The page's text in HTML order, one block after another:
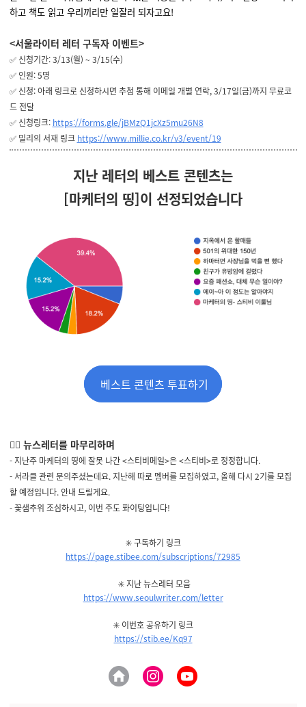
하고 책도 읽고 우리끼리만 일잘러 되자고요!
<서울라이터 레터 구독자 이벤트>
✅ 신청기간: 3/13(월) ~ 3/15(수)
✅ 인원: 5명
✅ 신청: ︎아래 링크로 신청하시면 추첨 통해 이메일 개별 연락, 3/17일(금)까지 무료코
드 전달
✅ 신청링크: https://forms.gle/jBMzQ1jcXz5mu26N8
✅ 밀리의 서재 링크 https://www.millie.co.kr/v3/event/19
지난 레터의 베스트 콘텐츠는
[마케터의 띵]이 선정되었습니다
베스트 콘텐츠 투표하기
🙋‍♀️ 뉴스레터를 마무리하며
- 지난주 마케터의 띵에 잘못 나간 <스티비메일>은 <스티비>로 정정합니다.
- 서라클 관련 문의주셨는데요. 지난해 따로 멤버를 모집하였고, 올해 다시 2기를 모집
할 예정입니다. 안내 드릴게요.
- 꽃샘추위 조심하시고, 이번 주도 퐈이팅입니다!
✳️ 구독하기 링크
https://page.stibee.com/subscriptions/72985
✳️ 지난 뉴스레터 모음
https://www.seoulwriter.com/letter
✳️ 이번호 공유하기 링크
https://stib.ee/Kq97